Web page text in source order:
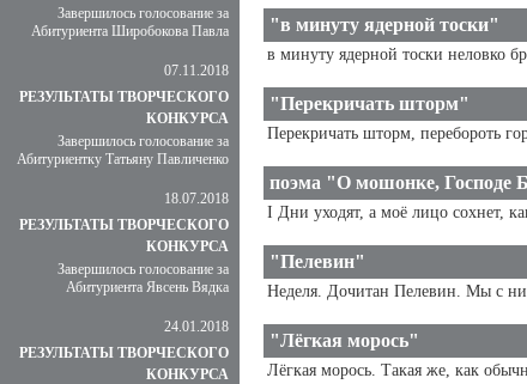
Завершилось голосование за
Абитуриента Широбокова Павла
07.11.2018
РЕЗУЛЬТАТЫ ТВОРЧЕСКОГО
КОНКУРСА
Завершилось голосование за
Абитуриентку Татьяну Павличенко
18.07.2018
РЕЗУЛЬТАТЫ ТВОРЧЕСКОГО
КОНКУРСА
Завершилось голосование за
Абитуриента Явсень Вядка
24.01.2018
РЕЗУЛЬТАТЫ ТВОРЧЕСКОГО
КОНКУРСА
"в минуту ядерной тоски"
в минуту ядерной тоски неловко
"Перекричать шторм"
Перекричать шторм, перебороть
поэма "О мошонке, Господе
I Дни уходят, а моё лицо сохнет,
"Пелевин"
Неделя. Дочитан Пелевин. Мы с
"Лёгкая морось"
Лёгкая морось. Такая же, как